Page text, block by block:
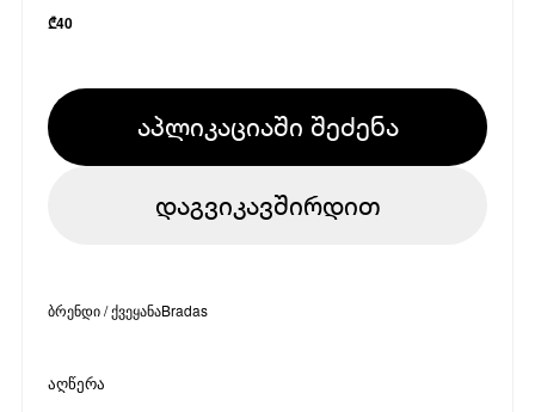
₾40
აპლიკაციაში შეძენა
დაგვიკავშირდით
ბრენდი / ქვეყანაBradas
აღწერა